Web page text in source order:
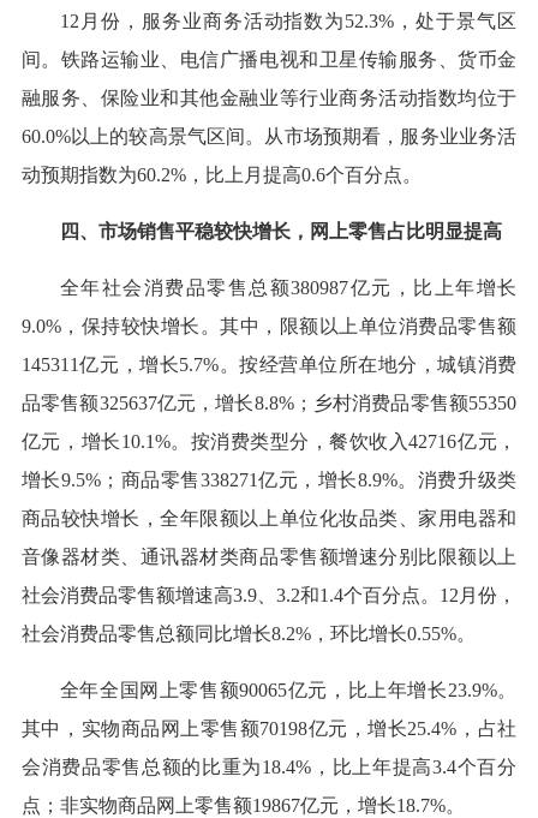
12月份，服务业商务活动指数为52.3%，处于景气区
间。铁路运输业、电信广播电视和卫星传输服务、货币金
融服务、保险业和其他金融业等行业商务活动指数均位于
60.0%以上的较高景气区间。从市场预期看，服务业业务活
动预期指数为60.2%，比上月提高0.6个百分点。
四、市场销售平稳较快增长，网上零售占比明显提高
全年社会消费品零售总额380987亿元，比上年增长
9.0%，保持较快增长。其中，限额以上单位消费品零售额
145311亿元，增长5.7%。按经营单位所在地分，城镇消费
品零售额325637亿元，增长8.8%；乡村消费品零售额55350
亿元，增长10.1%。按消费类型分，餐饮收入42716亿元，
增长9.5%；商品零售338271亿元，增长8.9%。消费升级类
商品较快增长，全年限额以上单位化妆品类、家用电器和
音像器材类、通讯器材类商品零售额增速分别比限额以上
社会消费品零售额增速高3.9、3.2和1.4个百分点。12月份，
社会消费品零售总额同比增长8.2%，环比增长0.55%。
全年全国网上零售额90065亿元，比上年增长23.9%。
其中，实物商品网上零售额70198亿元，增长25.4%，占社
会消费品零售总额的比重为18.4%，比上年提高3.4个百分
点；非实物商品网上零售额19867亿元，增长18.7%。